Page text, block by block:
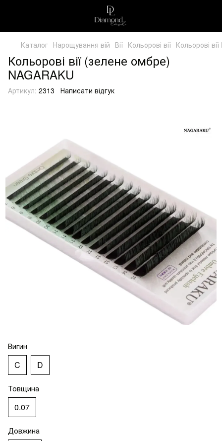
Каталог Нарощування вій Вії Кольорові вії Кольорові
Кольорові вії (зелене омбре)
NAGARAKU
Артикул: 2313 Написати відгук
Вигин
C D
Товщина
0.07
Довжина